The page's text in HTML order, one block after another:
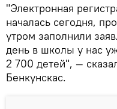
"Электронная
началась сегодня,
утром заполнили
день в школы у нас
2 700 детей", —
Бенкунскас.